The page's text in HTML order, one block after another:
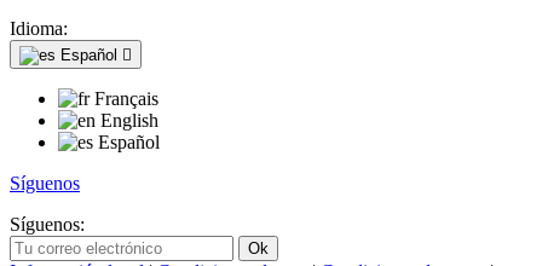
Idioma:
Español 
Français
English
Español
Síguenos
Síguenos: